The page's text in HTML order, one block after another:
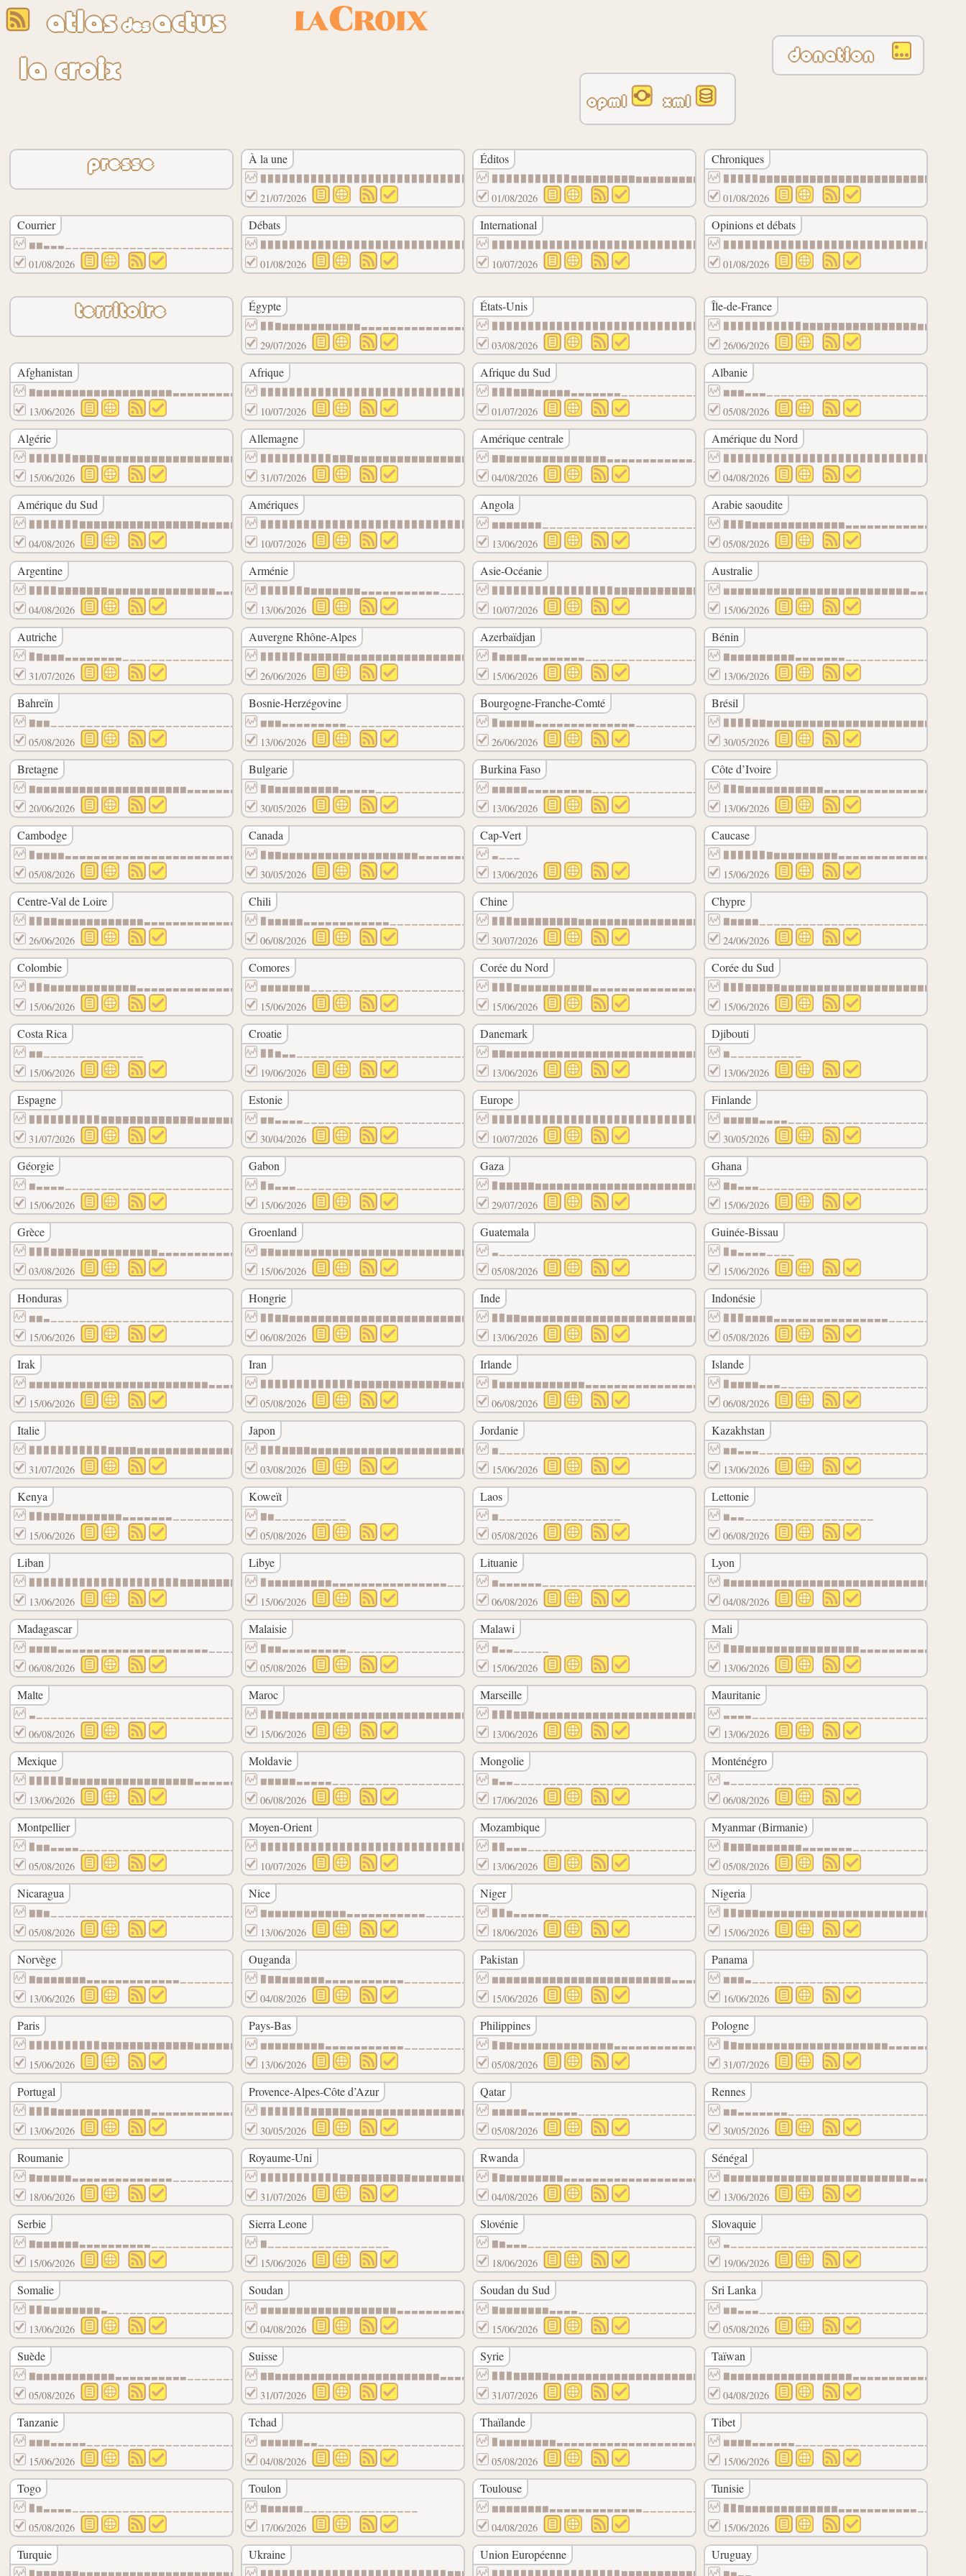
atlasdesactus
la croix
donation
opml xml
presse À la une
▉▉▉▉▉▉▉▉▉▉▉▉▉▉▉▉▉▉▉▉▉▉▉▉▉▉▉▉▉▉▉▉▉▉▉▉▉▉▉▉▉▉▉▉▉▉▉▉▉▉
21/07/2026
Éditos
▉▉▉▉▉▉▉▉▉▉▉▇▇▇▇▇▇▇▇▇▆▆▆▆▆▆▆▆▆▆▆▆▆▆▆▆▆▆▆▆▆▆▆▆▆▆▆▆▆▆
01/08/2026
Chroniques
01/08/2026
Courrier
▆▆▃▃▃▁▁▁▁▁▁▁▁▁▁▁▁▁▁▁▁▁▁▁▁▁▁▁▁▁▁▁▁▁▁▁▁▁▁▁▁▁▁▁▁▁▁▁▁▁
01/08/2026
Débats
▉▉▉▉▉▉▉▉▉▉▉▉▉▉▉▉▉▉▉▉▉▉▉▉▉▉▉▉▉▉▉▉▉▉▉▉▉▉▉▉▉▉▇▇▇▇▇▇▇▇
01/08/2026
International
▉▉▉▉▉▉▉▉▉▉▉▉▉▉▉▉▉▉▉▉▉▉▉▉▉▉▉▉▉▉▉▉▉▉▉▉▉▉▉▉▉▉▉▉▉▉▉▉▉▉
10/07/2026
Opinions et débats
01/08/2026
territoire Égypte
▉▉▇▆▆▆▆▆▆▆▆▆▆▆▃▃▃▃▃▃▃▃▃▃▃▃▃▃▃▃▃▃▃▃▃▃▃▃▃▃▁▁▁▁▁▁▁▁▁▁
29/07/2026
États-Unis
▉▉▉▉▉▉▉▉▉▉▉▉▉▉▉▉▉▉▉▉▉▉▉▉▉▉▉▉▉▉▉▉▉▉▉▉▉▉▉▉▉▉▉▉▉▉▉▇▇▇
03/08/2026
Île-de-France
26/06/2026
Afghanistan
▇▆▆▆▆▆▆▆▆▆▆▆▆▆▆▆▆▆▆▆▃▃▃▃▃▃▃▃▃▃▃▃▃▃▃▃▃▃▃▃▃▃▃▃▃▃▃▃▃▁
13/06/2026
Afrique
▉▉▉▉▉▉▉▉▉▉▉▉▉▉▉▉▉▉▉▉▉▉▉▉▉▉▉▉▉▉▇▇▇▇▇▇▇▇▇▇▇▇▇▇▇▇▇▇▇▇
10/07/2026
Afrique du Sud
▉▉▉▇▇▇▆▆▆▆▆▃▃▃▃▃▃▃▁▁▁▁▁▁▁▁▁▁▁▁▁▁▁▁▁▁▁▁▁▁▁▁▁▁▁▁▁▁▁▁
01/07/2026
Albanie
05/08/2026
Algérie
▉▉▉▉▉▉▇▇▇▇▆▆▆▆▆▆▆▆▆▆▆▆▆▆▆▆▆▆▆▆▆▆▆▆▆▆▆▆▆▆▆▆▆▆▆▆▆▆▆▆
15/06/2026
Allemagne
▉▉▉▉▉▉▉▉▉▉▇▇▇▆▆▆▆▆▆▆▆▆▆▆▆▆▆▆▆▆▆▆▆▆▆▆▆▆▆▆▆▆▆▆▆▆▆▆▆▆
31/07/2026
Amérique centrale
▇▇▆▆▆▆▆▆▆▆▆▆▆▆▆▆▃▃▃▃▃▃▃▃▃▃▃▃▁▁▁▁▁▁▁▁▁▁▁▁▁▁▁▁▁▁▁▁▁▁
04/08/2026
Amérique du Nord
04/08/2026
Amérique du Sud
▉▉▉▉▉▉▉▇▇▇▇▇▇▇▇▇▇▇▇▇▇▇▇▇▆▆▆▆▆▆▆▆▆▆▆▆▆▆▆▆▆▆▆▆▆▆▆▆▆▆
04/08/2026
Amériques
▉▉▉▉▉▉▉▉▉▉▉▉▉▉▉▉▉▉▉▉▉▉▉▉▉▉▉▉▉▉▉▉▉▉▉▉▉▉▉▉▉▉▉▉▉▉▉▉▉▉
10/07/2026
Angola
▆▆▆▆▆▆▆▁▁▁▁▁▁▁▁▁▁▁▁▁▁▁▁▁▁▁▁▁▁▁
13/06/2026
Arabie saoudite
05/08/2026
Argentine
▉▉▉▉▇▇▇▇▇▇▇▆▆▆▆▆▆▆▆▆▆▆▆▆▆▆▃▃▃▃▃▃▃▃▃▃▃▃▃▃▁▁▁▁▁▁▁▁▁▁
04/08/2026
Arménie
▉▉▉▉▉▉▇▆▆▆▆▆▆▆▃▃▃▃▃▃▃▃▃▃▃▁▁▁▁▁▁▁▁▁▁▁▁▁▁▁▁▁▁▁▁▁▁▁▁▁
13/06/2026
Asie-Océanie
▉▉▉▉▉▉▉▉▉▉▉▉▉▉▉▉▉▇▇▇▇▇▇▇▇▇▇▇▇▇▇▇▇▆▆▆▆▆▆▆▆▆▆▆▆▆▆▆▆▆
10/07/2026
Australie
15/06/2026
Autriche
▉▇▆▆▆▃▃▃▃▃▃▃▃▁▁▁▁▁▁▁▁▁▁▁▁▁▁▁▁▁▁▁▁▁▁▁▁▁▁▁▁▁▁▁▁▁▁▁▁▁
31/07/2026
Auvergne Rhône-Alpes
▉▉▉▉▉▉▇▇▇▇▇▇▆▆▆▆▆▆▆▆▆▆▆▆▆▆▆▆▆▆▆▆▆▆▆▆▆▆▆▆▆▆▆▆▆▆▆▆▆▆
26/06/2026
Azerbaïdjan
▉▆▆▆▆▃▃▃▃▃▃▃▃▁▁▁▁▁▁▁▁▁▁▁▁▁▁▁▁▁▁▁▁▁▁▁▁▁▁▁▁▁▁▁▁▁▁▁▁▁
15/06/2026
Bénin
13/06/2026
Bahreïn
▇▆▆▁▁▁▁▁▁▁▁▁▁▁▁▁▁▁▁▁▁▁▁▁▁▁▁▁▁▁▁▁▁▁
05/08/2026
Bosnie-Herzégovine
▆▆▆▃▃▃▃▃▃▃▃▃▁▁▁▁▁▁▁▁▁▁▁▁▁▁▁▁▁▁▁▁▁▁▁▁▁▁▁▁▁▁▁▁▁▁▁▁▁▁
13/06/2026
Bourgogne-Franche-Comté
▉▆▆▆▆▆▃▃▃▃▃▃▃▃▃▃▃▃▃▃▁▁▁▁▁▁▁▁▁▁▁▁▁▁▁▁▁▁▁▁▁▁▁▁▁▁▁▁▁▁
26/06/2026
Brésil
30/05/2026
Bretagne
▇▆▆▆▆▆▆▆▆▆▆▆▆▆▆▆▆▆▆▆▆▆▃▃▃▃▃▃▃▃▃▃▃▃▃▃▃▃▃▃▃▃▃▃▃▃▃▃▃▃
20/06/2026
Bulgarie
▉▇▆▆▆▆▆▆▆▆▆▃▃▃▃▃▁▁▁▁▁▁▁▁▁▁▁▁▁▁▁▁▁▁▁▁▁▁▁▁▁▁▁▁▁▁▁▁▁▁
30/05/2026
Burkina Faso
▆▆▆▆▆▃▃▃▃▃▃▃▃▃▁▁▁▁▁▁▁▁▁▁▁▁▁▁▁▁▁▁▁▁▁▁▁▁▁▁▁▁▁▁▁▁▁▁▁▁
13/06/2026
Côte d’Ivoire
13/06/2026
Cambodge
▉▆▆▆▆▃▃▃▃▃▃▃▃▃▃▃▃▃▃▃▃▃▃▃▃▃▃▃▃▁▁▁▁▁▁▁▁▁▁▁▁▁▁▁▁▁▁▁▁▁
05/08/2026
Canada
▉▇▇▆▆▆▆▆▆▆▆▆▆▆▆▆▆▆▆▆▆▆▃▃▃▃▃▃▃▃▃▃▃▃▃▃▃▃▃▃▃▃▃▃▃▁▁▁▁▁
30/05/2026
Cap-Vert
▃▁▁▁
13/06/2026
Caucase
15/06/2026
Centre-Val de Loire
▉▉▇▇▆▆▆▆▆▆▆▆▆▆▆▆▃▃▃▃▃▃▃▃▃▃▃▃▃▁▁▁▁▁▁▁▁▁▁▁▁▁▁▁▁▁▁▁▁▁
26/06/2026
Chili
▉▆▆▆▆▆▃▃▃▃▃▃▃▃▃▃▃▃▁▁▁▁▁▁▁▁▁▁▁▁▁▁▁▁▁▁▁▁▁▁▁▁▁▁▁▁▁▁▁▁
06/08/2026
Chine
▉▉▉▇▇▇▇▇▇▇▇▇▆▆▆▆▆▆▆▆▆▆▆▆▆▆▆▆▆▆▆▆▆▆▆▆▆▆▆▆▆▆▆▆▆▆▆▆▆▆
30/07/2026
Chypre
24/06/2026
Colombie
▉▉▇▆▆▆▆▆▆▆▆▆▆▆▆▃▃▃▃▃▃▃▃▃▃▃▃▃▃▃▃▁▁▁▁▁▁▁▁▁▁▁▁▁▁▁▁▁▁▁
15/06/2026
Comores
▆▆▆▆▆▆▆▁▁▁▁▁▁▁▁▁▁▁▁▁▁▁▁▁▁▁▁▁▁
15/06/2026
Corée du Nord
▉▉▉▇▆▆▆▆▆▆▆▆▆▆▃▃▃▃▃▃▃▃▃▃▃▃▃▃▃▃▃▃▁▁▁▁▁▁▁▁▁▁▁▁▁▁▁▁▁▁
15/06/2026
Corée du Sud
15/06/2026
Costa Rica
▆▆▁▁▁▁▁▁▁▁▁▁▁▁▁▁
15/06/2026
Croatie
▉▉▆▃▃▁▁▁▁▁▁▁▁▁▁▁▁▁▁▁▁▁▁▁▁▁▁▁▁▁▁▁▁▁▁▁▁▁▁▁▁▁▁▁▁▁▁▁▁▁
19/06/2026
Danemark
▇▇▆▆▆▆▆▆▆▆▆▆▆▆▆▆▆▆▆▆▆▆▆▆▆▆▆▆▆▆▆▆▆▆▆▆▆▆▆▆▆▆▆▆▆▆▆▆▆▆
13/06/2026
Djibouti
▆▁▁▁▁▁▁▁▁▁▁
13/06/2026
Espagne
▉▉▉▉▉▉▉▉▉▉▇▇▇▇▇▇▇▇▇▇▇▇▇▆▆▆▆▆▆▆▆▆▆▆▆▆▆▆▆▆▆▆▆▆▆▆▆▆▆▆
31/07/2026
Estonie
▆▆▃▃▃▃▁▁▁▁▁▁▁▁▁▁▁▁▁▁▁▁▁▁▁▁▁▁▁▁▁▁▁▁▁▁▁▁▁▁▁▁▁▁▁
30/04/2026
Europe
▉▉▉▉▉▉▉▉▉▉▉▉▉▉▉▉▉▉▉▉▉▉▉▉▉▉▉▉▉▉▉▉▉▉▉▉▉▉▉▉▉▉▉▉▉▉▉▉▉▉
10/07/2026
Finlande
30/05/2026
Géorgie
▆▃▃▃▃▁▁▁▁▁▁▁▁▁▁▁▁▁▁▁▁▁▁▁▁▁▁▁▁▁▁▁▁▁▁▁▁▁▁▁▁▁▁▁▁▁▁▁▁▁
15/06/2026
Gabon
▉▆▃▃▃▁▁▁▁▁▁▁▁▁▁▁▁▁▁▁▁▁▁▁▁▁▁▁▁▁▁▁▁▁▁▁▁▁▁▁▁▁▁▁▁▁▁▁▁▁
15/06/2026
Gaza
▉▇▇▇▇▇▆▆▆▆▆▆▆▆▆▆▆▆▆▆▆▆▆▆▆▆▆▆▆▆▆▆▆▆▆▆▆▆▆▆▆▆▆▆▆▆▆▆▆▆
29/07/2026
Ghana
15/06/2026
Grèce
▉▉▉▇▇▇▇▆▆▆▆▆▆▆▆▆▆▆▃▃▃▃▃▃▃▃▃▃▃▃▃▃▃▃▁▁▁▁▁▁▁▁▁▁▁▁▁▁▁▁
03/08/2026
Groenland
▇▇▆▆▆▆▆▆▆▆▆▆▆▆▆▆▆▆▆▆▆▆▆▆▆▆▆▆▆▆▆▆▆▆▆▆▆▆▆▆▆▆▆▆▆▆▆▆▆▆
15/06/2026
Guatemala
▃▁▁▁▁▁▁▁▁▁▁▁▁▁▁▁▁▁▁▁▁▁▁▁▁▁▁▁▁▁▁▁▁▁▁▁▁▁▁▁▁▁▁▁▁▁▁▁▁▁
05/08/2026
Guinée-Bissau
▉▆▃▃▃▃▁▁▁▁
15/06/2026
Honduras
▆▆▃▁▁▁▁▁▁▁▁▁▁▁▁▁▁▁▁▁▁▁▁▁▁▁▁▁▁▁▁▁▁▁▁▁▁▁▁▁▁
15/06/2026
Hongrie
▉▉▇▇▆▆▆▆▆▆▆▆▆▆▆▆▆▆▆▆▆▆▆▆▆▆▆▆▆▆▆▆▆▆▆▆▆▆▃▃▃▃▃▃▃▃▃▁▁▁
06/08/2026
Inde
▉▉▇▇▆▆▆▆▆▆▆▆▆▆▆▆▆▆▆▆▆▆▆▆▆▆▆▆▆▆▆▆▆▆▆▆▆▃▃▃▃▃▃▃▃▃▃▃▃▃
13/06/2026
Indonésie
05/08/2026
Irak
▆▆▆▆▆▆▆▆▆▆▆▆▆▆▆▆▆▆▆▆▆▆▆▆▆▃▃▃▃▃▃▃▃▃▃▃▃▃▃▃▁▁▁▁▁▁▁▁▁▁
15/06/2026
Iran
▉▉▉▉▉▉▉▉▉▉▉▉▉▇▇▇▇▇▇▇▇▇▇▇▇▇▆▆▆▆▆▆▆▆▆▆▆▆▆▆▆▆▆▆▆▆▆▆▆▆
05/08/2026
Irlande
▉▆▆▆▆▆▆▆▆▆▆▆▆▃▃▃▃▃▃▃▃▃▃▃▃▃▃▃▃▃▁▁▁▁▁▁▁▁▁▁▁▁▁▁▁▁▁▁▁▁
06/08/2026
Islande
06/08/2026
Italie
▉▉▉▉▉▉▉▉▉▉▉▇▇▇▇▆▆▆▆▆▆▆▆▆▆▆▆▆▆▆▆▆▆▆▆▆▆▆▆▆▆▆▆▆▆▆▆▆▆▆
31/07/2026
Japon
▉▉▉▇▇▇▇▆▆▆▆▆▆▆▆▆▆▆▆▆▆▆▆▆▆▆▆▆▆▆▆▆▆▆▆▆▆▆▆▆▃▃▃▃▃▃▃▃▃▃
03/08/2026
Jordanie
▆▁▁▁▁▁▁▁▁▁▁▁▁▁▁▁▁▁▁▁▁▁▁▁▁▁▁▁▁▁▁▁▁▁▁▁▁▁▁▁▁▁▁▁▁▁▁▁▁▁
15/06/2026
Kazakhstan
13/06/2026
Kenya
▉▉▇▇▇▆▆▆▆▆▆▆▆▃▃▃▃▃▃▃▁▁▁▁▁▁▁▁▁▁▁▁▁▁▁▁▁▁▁▁▁▁▁▁▁▁▁▁▁▁
15/06/2026
Koweït
▇▆▁▁▁▁▁▁▁▁▁▁
05/08/2026
Laos
▆▁▁▁▁▁▁▁▁▁▁▁▁▁▁▁▁▁
05/08/2026
Lettonie
▆▃▃▁▁▁▁▁▁▁▁▁▁▁▁▁▁▁▁▁▁
06/08/2026
Liban
▉▉▉▉▉▉▉▉▉▉▉▉▉▉▉▉▉▉▉▉▉▇▇▇▇▇▇▇▇▇▇▇▇▇▇▇▇▇▇▇▇▇▇▇▆▆▆▆▆▆
13/06/2026
Libye
▉▆▆▆▆▆▆▆▆▆▃▃▃▃▃▃▃▃▃▃▃▃▃▃▃▃▁▁▁▁▁▁▁▁▁▁▁▁▁▁▁▁▁▁▁▁▁▁▁▁
15/06/2026
Lituanie
▆▃▃▃▃▃▃▁▁▁▁▁▁▁▁▁▁▁▁▁▁▁▁▁▁▁▁▁▁▁▁▁▁▁▁▁▁▁▁▁▁▁▁▁▁▁▁▁▁▁
06/08/2026
Lyon
04/08/2026
Madagascar
▆▆▆▆▃▃▃▃▃▃▃▃▃▃▃▃▃▃▃▃▃▃▃▃▃▁▁▁▁▁▁▁▁▁▁▁▁▁▁▁▁▁▁▁▁▁▁▁▁▁
06/08/2026
Malaisie
▉▆▆▃▃▃▃▃▃▃▃▃▁▁▁▁▁▁▁▁▁▁▁▁▁▁▁▁▁▁▁▁▁▁▁▁▁▁▁▁▁▁▁▁▁▁▁▁▁▁
05/08/2026
Malawi
▆▃▃▁▁▁▁▁
15/06/2026
Mali
13/06/2026
Malte
▃▁▁▁▁▁▁▁▁▁▁▁▁▁▁▁▁▁▁▁▁▁▁▁▁▁▁▁▁▁▁▁▁▁▁▁▁▁▁▁▁▁▁▁▁▁▁▁▁▁
06/08/2026
Maroc
▉▉▇▇▆▆▆▆▆▆▆▆▆▆▆▆▆▆▆▆▆▆▆▆▆▆▆▆▆▆▃▃▃▃▃▃▃▃▃▃▃▃▃▃▃▃▃▃▃▃
15/06/2026
Marseille
▉▉▉▇▇▇▆▆▆▆▆▆▆▆▆▆▆▆▆▆▆▆▆▆▆▆▆▆▆▆▆▆▆▆▆▆▆▆▆▆▆▆▆▆▆▆▆▆▆▆
13/06/2026
Mauritanie
13/06/2026
Mexique
▉▉▉▉▉▇▆▆▆▆▆▆▆▆▆▆▆▆▆▆▆▆▆▃▃▃▃▃▃▃▃▃▃▃▃▃▃▃▃▃▃▁▁▁▁▁▁▁▁▁
13/06/2026
Moldavie
▆▆▆▆▆▃▃▃▃▃▁▁▁▁▁▁▁▁▁▁▁▁▁▁▁▁▁▁▁▁▁▁▁▁▁▁▁▁▁▁▁▁▁▁▁▁▁▁▁▁
06/08/2026
Mongolie
▆▃▃▁▁▁▁▁▁▁▁▁▁▁▁▁▁▁▁▁▁▁▁▁▁▁▁▁▁▁▁▁▁▁▁▁▁▁▁▁▁▁▁▁▁
17/06/2026
Monténégro
▃▁▁▁▁▁▁▁▁▁▁▁▁▁▁▁▁▁▁
06/08/2026
Montpellier
▉▆▆▃▃▃▃▁▁▁▁▁▁▁▁▁▁▁▁▁▁▁▁▁▁▁▁▁▁▁▁▁▁▁▁▁▁▁▁▁▁▁▁▁▁▁▁▁▁▁
05/08/2026
Moyen-Orient
▉▉▉▉▉▉▉▉▉▉▉▉▉▉▉▉▉▉▉▉▉▉▉▉▉▉▉▉▉▉▉▉▉▉▉▉▉▉▉▉▉▉▉▉▇▇▇▇▇▇
10/07/2026
Mozambique
▉▉▃▃▃▁▁▁▁▁▁▁▁▁▁▁▁▁▁▁▁▁▁▁▁▁▁▁▁▁▁▁▁▁▁▁▁▁▁▁▁▁▁▁▁▁▁▁▁▁
13/06/2026
Myanmar (Birmanie)
05/08/2026
Nicaragua
▇▇▆▁▁▁▁▁▁▁▁▁▁▁▁▁▁▁▁▁▁▁▁▁▁▁▁▁▁▁▁▁▁▁▁▁▁▁▁▁▁▁▁▁▁▁▁▁▁▁
05/08/2026
Nice
▇▆▆▆▆▆▆▆▆▆▆▆▃▃▃▃▃▃▃▃▃▃▃▁▁▁▁▁▁▁▁▁▁▁▁▁▁▁▁▁▁▁▁▁▁▁▁▁▁▁
13/06/2026
Niger
▉▉▆▃▃▃▃▃▁▁▁▁▁▁▁▁▁▁▁▁▁▁▁▁▁▁▁▁▁▁▁▁▁▁▁▁▁▁▁▁▁▁▁▁▁▁▁▁▁▁
18/06/2026
Nigeria
15/06/2026
Norvège
▇▆▆▆▆▆▆▆▃▃▃▃▃▃▃▃▃▃▃▃▃▁▁▁▁▁▁▁▁▁▁▁▁▁▁▁▁▁▁▁▁▁▁▁▁▁▁▁▁▁
13/06/2026
Ouganda
▉▇▇▆▆▆▆▆▆▃▃▃▃▃▃▃▃▃▃▃▁▁▁▁▁▁▁▁▁▁▁▁▁▁▁▁▁▁▁▁▁▁▁▁▁▁▁▁▁▁
04/08/2026
Pakistan
▆▆▆▆▆▆▆▆▆▆▆▆▆▆▆▆▆▆▆▆▆▆▆▆▆▃▃▃▃▃▃▃▃▃▃▃▃▃▃▃▃▃▃▃▃▁▁▁▁▁
15/06/2026
Panama
16/06/2026
Paris
▉▉▉▉▉▉▉▉▉▉▇▇▇▇▇▇▇▇▇▇▇▇▇▆▆▆▆▆▆▆▆▆▆▆▆▆▆▆▆▆▆▆▆▆▆▆▆▆▆▆
15/06/2026
Pays-Bas
▆▆▆▆▆▆▆▆▆▃▃▃▃▃▃▃▃▃▃▃▁▁▁▁▁▁▁▁▁▁▁▁▁▁▁▁▁▁▁▁▁▁▁▁▁▁▁▁▁▁
13/06/2026
Philippines
▉▇▇▆▆▆▆▆▆▆▆▆▆▆▆▆▆▃▃▃▃▃▃▃▃▃▃▃▃▁▁▁▁▁▁▁▁▁▁▁▁▁▁▁▁▁▁▁▁▁
05/08/2026
Pologne
31/07/2026
Portugal
▉▉▉▇▆▆▆▆▆▆▆▆▆▆▆▆▆▃▃▃▃▃▃▃▃▃▃▃▃▃▃▃▁▁▁▁▁▁▁▁▁▁▁▁▁▁▁▁▁▁
13/06/2026
Provence-Alpes-Côte d’Azur
▉▉▉▉▉▉▉▇▇▇▇▇▆▆▆▆▆▆▆▆▆▆▆▆▆▆▆▆▆▆▆▆▆▆▆▆▆▆▆▆▆▆▆▆▆▆▆▆▆▆
30/05/2026
Qatar
▆▆▆▆▆▃▃▃▃▃▃▃▁▁▁▁▁▁▁▁▁▁▁▁▁▁▁▁▁▁▁▁▁▁▁▁▁▁▁▁▁▁▁▁▁▁▁▁▁▁
05/08/2026
Rennes
30/05/2026
Roumanie
▇▆▆▆▆▆▃▃▃▃▃▃▃▃▃▃▃▃▃▃▁▁▁▁▁▁▁▁▁▁▁▁▁▁▁▁▁▁▁▁▁▁▁▁▁▁▁▁▁▁
18/06/2026
Royaume-Uni
▉▉▉▉▉▉▉▉▉▉▉▇▇▇▇▇▇▇▇▇▇▆▆▆▆▆▆▆▆▆▆▆▆▆▆▆▆▆▆▆▆▆▆▆▆▆▆▆▆▆
31/07/2026
Rwanda
▉▇▆▆▆▆▆▆▆▆▃▃▃▃▃▃▃▃▃▃▃▃▃▃▃▃▃▃▃▃▃▃▃▁▁▁▁▁▁▁▁▁▁▁▁▁▁▁▁▁
04/08/2026
Sénégal
13/06/2026
Serbie
▇▆▆▆▆▆▆▃▃▃▃▃▃▃▃▃▃▁▁▁▁▁▁▁▁▁▁▁▁▁▁▁▁▁▁▁▁▁▁▁▁▁▁▁▁▁▁▁▁▁
15/06/2026
Sierra Leone
▇▁▁▁▁▁▁▁▁▁▁▁▁▁▁▁▁▁
15/06/2026
Slovénie
▇▆▃▃▃▁▁▁▁▁▁▁▁▁▁▁▁▁▁▁▁▁▁▁▁▁▁▁▁▁▁▁▁▁▁▁▁▁▁▁▁
18/06/2026
Slovaquie
19/06/2026
Somalie
▉▉▇▆▆▆▆▆▆▆▃▁▁▁▁▁▁▁▁▁▁▁▁▁▁▁▁▁▁▁▁▁▁▁▁▁▁▁▁▁▁▁▁▁▁▁▁▁▁▁
13/06/2026
Soudan
▆▆▆▆▆▆▆▆▆▆▆▆▆▆▆▆▆▆▆▃▃▃▃▃▃▃▃▃▃▃▃▃▃▃▃▃▃▃▃▃▃▃▃▃▃▃▃▃▃▃
04/08/2026
Soudan du Sud
▇▆▆▆▆▆▆▆▃▃▃▃▁▁▁▁▁▁▁▁▁▁▁▁▁▁▁▁▁▁▁▁▁▁▁▁▁▁▁▁▁▁▁▁▁▁▁▁▁▁
15/06/2026
Sri Lanka
05/08/2026
Suède
▇▆▆▆▆▆▆▆▆▆▆▆▃▃▃▃▃▃▃▃▃▃▁▁▁▁▁▁▁▁▁▁▁▁▁▁▁▁▁▁▁▁▁▁▁▁▁▁▁▁
05/08/2026
Suisse
▇▇▆▆▆▆▆▆▆▆▆▆▆▆▆▆▆▆▆▆▆▆▆▆▆▃▃▃▃▃▃▃▃▃▃▃▃▃▃▃▃▃▃▃▃▃▃▃▃▃
31/07/2026
Syrie
▉▉▉▇▇▇▇▇▆▆▆▆▆▆▆▆▆▆▆▆▆▆▆▆▆▆▆▆▆▆▆▆▆▆▆▆▆▆▆▆▆▆▆▃▃▃▃▃▃▃
31/07/2026
Taïwan
04/08/2026
Tanzanie
▆▆▆▃▃▃▃▃▁▁▁▁▁▁▁▁▁▁▁▁▁▁▁▁▁▁▁▁▁▁▁▁▁▁▁▁▁▁▁
15/06/2026
Tchad
▆▆▆▆▆▆▃▃▁▁▁▁▁▁▁▁▁▁▁▁▁▁▁▁▁▁▁▁▁▁▁▁▁▁▁▁▁▁▁▁▁▁▁▁▁▁▁▁▁▁
04/08/2026
Thaïlande
▉▆▆▆▆▆▆▆▆▃▃▃▃▃▃▃▃▃▃▃▃▃▃▃▃▃▃▃▃▃▃▃▃▃▃▃▃▃▃▃▃▁▁▁▁▁▁▁▁▁
05/08/2026
Tibet
15/06/2026
Togo
▉▆▃▃▃▃▁▁▁▁▁▁▁▁▁▁▁▁▁▁▁▁▁▁▁▁▁▁▁▁▁▁▁▁▁▁▁▁▁▁▁▁▁▁▁▁▁▁▁▁
05/08/2026
Toulon
▇▆▆▆▆▆▁▁▁▁▁▁▁▁▁▁▁▁▁▁▁▁
17/06/2026
Toulouse
▆▆▆▆▆▆▆▆▃▃▃▃▃▃▃▃▃▃▃▃▃▁▁▁▁▁▁▁▁▁▁▁▁▁▁▁▁▁▁▁▁▁▁▁▁▁▁▁▁▁
04/08/2026
Tunisie
15/06/2026
Turquie Ukraine Union Européenne Uruguay